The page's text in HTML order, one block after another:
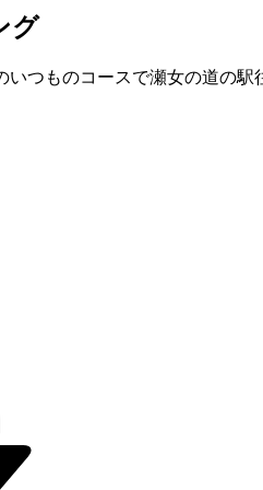
グ
いつものコースで瀬女の道の駅